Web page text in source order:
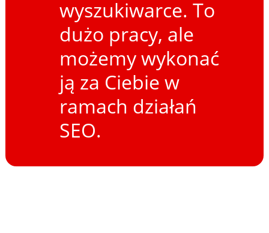
wyszukiwarce. To
dużo pracy, ale
możemy wykonać
ją za Ciebie w
ramach działań
SEO.